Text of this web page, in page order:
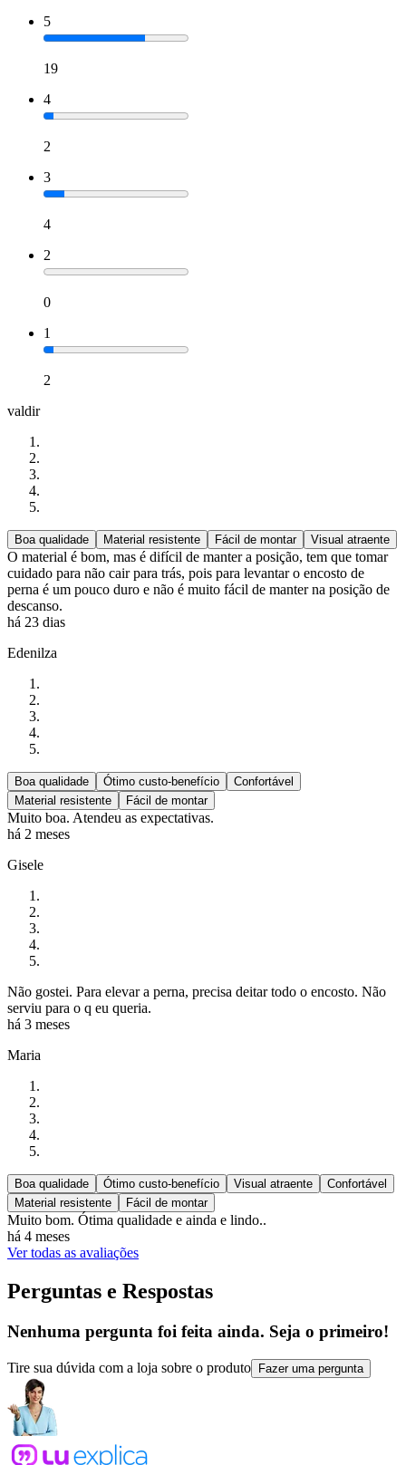
5
19
4
2
3
4
2
0
1
2
valdir
Boa qualidade Material resistente Fácil de montar Visual atraente
O material é bom, mas é difícil de manter a posição, tem que tomar
cuidado para não cair para trás, pois para levantar o encosto de
perna é um pouco duro e não é muito fácil de manter na posição de
descanso.
há 23 dias
Edenilza
Boa qualidade Ótimo custo-benefício
Confortável
Material resistente
Fácil de montar
Muito boa. Atendeu as expectativas.
há 2 meses
Gisele
Não gostei. Para elevar a perna, precisa deitar todo o encosto. Não
serviu para o q eu queria.
há 3 meses
Maria
Boa qualidade Ótimo custo-benefício Visual atraente
Confortável
Material resistente
Fácil de montar
Muito bom. Ótima qualidade e ainda e lindo..
há 4 meses
Ver todas as avaliações
Perguntas e Respostas
Nenhuma pergunta foi feita ainda. Seja o primeiro!
Tire sua dúvida com a loja sobre o produto Fazer uma pergunta